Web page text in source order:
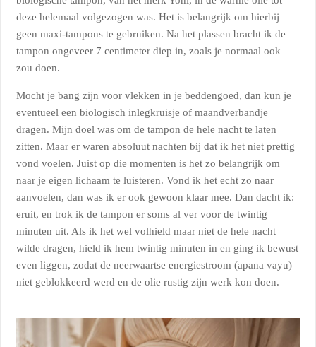
deze helemaal volgezogen was. Het is belangrijk om hierbij
geen maxi-tampons te gebruiken. Na het plassen bracht ik de
tampon ongeveer 7 centimeter diep in, zoals je normaal ook
zou doen.
Mocht je bang zijn voor vlekken in je beddengoed, dan kun je
eventueel een biologisch inlegkruisje of maandverbandje
dragen. Mijn doel was om de tampon de hele nacht te laten
zitten. Maar er waren absoluut nachten bij dat ik het niet prettig
vond voelen. Juist op die momenten is het zo belangrijk om
naar je eigen lichaam te luisteren. Vond ik het echt zo naar
aanvoelen, dan was ik er ook gewoon klaar mee. Dan dacht ik:
eruit, en trok ik de tampon er soms al ver voor de twintig
minuten uit. Als ik het wel volhield maar niet de hele nacht
wilde dragen, hield ik hem twintig minuten in en ging ik bewust
even liggen, zodat de neerwaartse energiestroom (apana vayu)
niet geblokkeerd werd en de olie rustig zijn werk kon doen.